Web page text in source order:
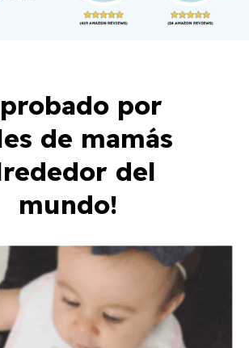
por
de mamás
del
mundo!